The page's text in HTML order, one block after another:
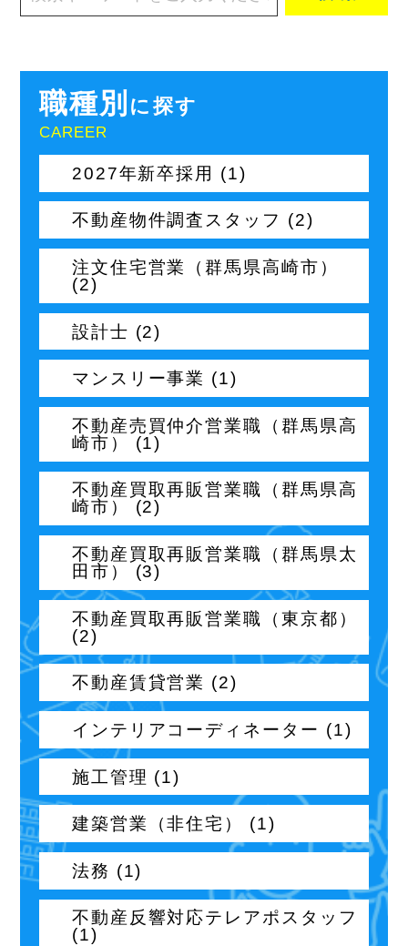
CAREER
職種別 に探す
2027年新卒採用 (1)
不動産物件調査スタッフ (2)
注文住宅営業（群馬県高崎市）
(2)
設計士 (2)
マンスリー事業 (1)
不動産売買仲介営業職（群馬県高
崎市） (1)
不動産買取再販営業職（群馬県高
崎市） (2)
不動産買取再販営業職（群馬県太
田市） (3)
不動産買取再販営業職（東京都）
(2)
不動産賃貸営業 (2)
インテリアコーディネーター (1)
施工管理 (1)
建築営業（非住宅） (1)
法務 (1)
不動産反響対応テレアポスタッフ
(1)